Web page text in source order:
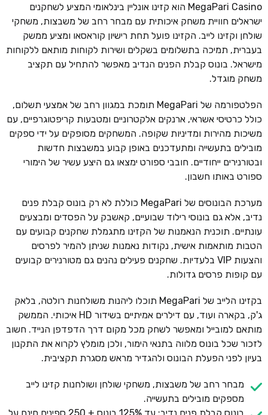
MegaPari Casino הוא קזינו אונליין בינלאומי המציע לשחקנים
ישראלים חוויית משחק איכותית עם מבחר רחב של משבצות, משחקי
שולחן וקזינו לייב. הקזינו פועל תחת רישיון קוראסאו ומציע ממשק
בעברית, תמיכה בתשלומים בשקלים ושירות לקוחות מותאם ללקוחות
מישראל. בונוס קבלת הפנים הנדיב מאפשר להתחיל עם תקציב
משחק מוגדל.
הפלטפורמה של MegaPari תומכת במגוון רחב של אמצעי תשלום,
כולל כרטיסי אשראי, ארנקים אלקטרוניים ומטבעות קריפטוגרפיים, עם
משיכות מהירות ומדיניות שקופה. המשחקים מסופקים על ידי ספקים
מובילים בתעשייה ומתעדכנים באופן קבוע במשבצות חדשות
ובטורנירים ייחודיים. חובבי ספורט ימצאו גם היצע עשיר של הימורי
ספורט באותו חשבון.
מערכת הבונוסים של MegaPari כוללת לא רק בונוס קבלת פנים
נדיב, אלא גם בונוסי רילוד שבועיים, קאשבק על הפסדים ומבצעים
עונתיים. תוכנית הנאמנות של הקזינו מתגמלת שחקנים קבועים עם
הטבות מותאמות אישית, נקודות נאמנות שניתן להמיר לפרסים
והצעות VIP בלעדיות. שחקנים פעילים נהנים גם מטורנירים קבועים
עם קופות פרסים גדולות.
בקזינו הלייב של MegaPari תוכלו ליהנות משולחנות רולטה, בלאק
ג'ק, בקארה ועוד, עם דילרים אמיתיים בשידור HD איכותי. הממשק
מותאם למובייל ומאפשר לשחק מכל מקום דרך הדפדפן הנייד. חשוב
לזכור שכל בונוס מלווה בתנאי הימור, ולכן מומלץ לקרוא את התקנון
בעיון לפני הפעלת הבונוס ולהגדיר מראש מסגרת תקציבית.
מבחר רחב של משבצות, משחקי שולחן ושולחנות קזינו לייב
מספקים מובילים בתעשייה.